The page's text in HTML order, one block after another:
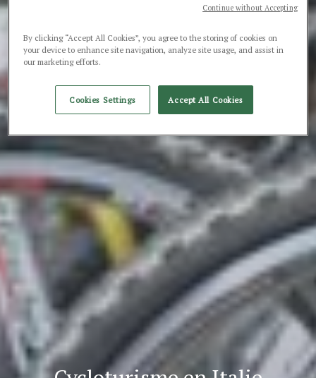
By clicking “Accept All Cookies”, you agree to the storing of cookies on
your device to enhance site navigation, analyze site usage, and assist in
our marketing efforts.
Cookies Settings Accept All Cookies
Continue without Accepting